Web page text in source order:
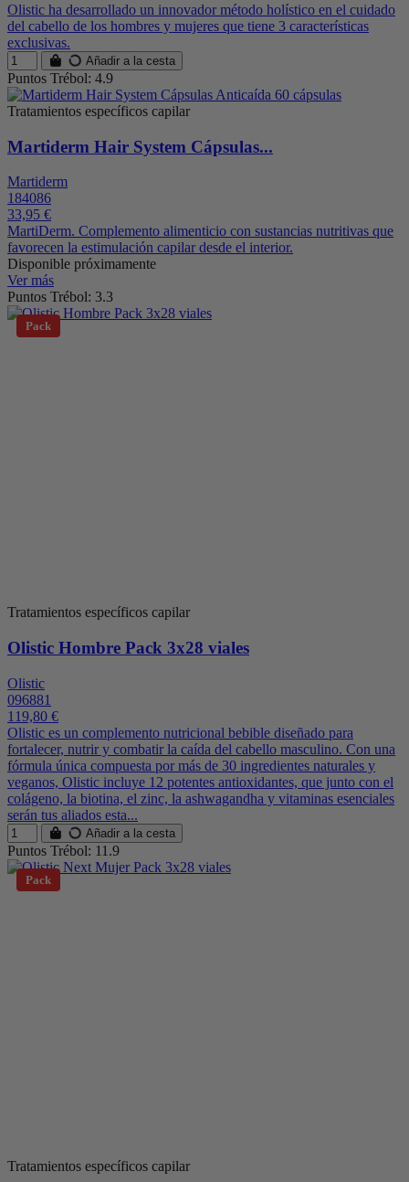
Olistic ha desarrollado un innovador método holístico en el cuidado
del cabello de los hombres y mujeres que tiene 3 características
exclusivas.
Añadir a la cesta
Puntos Trébol: 4.9
Tratamientos específicos capilar
Martiderm Hair System Cápsulas...
Martiderm
184086
33,95 €
MartiDerm. Complemento alimenticio con sustancias nutritivas que
favorecen la estimulación capilar desde el interior.
Disponible próximamente
Ver más
Puntos Trébol: 3.3
Pack
Tratamientos específicos capilar
Olistic Hombre Pack 3x28 viales
Olistic
096881
119,80 €
Olistic es un complemento nutricional bebible diseñado para
fortalecer, nutrir y combatir la caída del cabello masculino. Con una
fórmula única compuesta por más de 30 ingredientes naturales y
veganos, Olistic incluye 12 potentes antioxidantes, que junto con el
colágeno, la biotina, el zinc, la ashwagandha y vitaminas esenciales
serán tus aliados esta...
Añadir a la cesta
Puntos Trébol: 11.9
Pack
Tratamientos específicos capilar